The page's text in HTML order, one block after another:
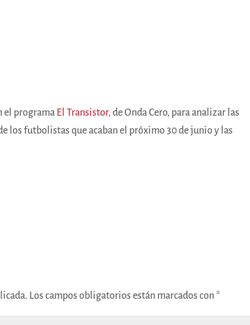
el programa El Transistor, de Onda Cero, para analizar las
los futbolistas que acaban el próximo 30 de junio y las
Los campos obligatorios están marcados con*